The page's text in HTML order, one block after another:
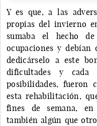
Y es que, a las
propias del invierno
sumaba el hecho
ocupaciones y
dedicárselo a este
dificultades y
posibilidades, fueron
esta rehabilitación,
fines de semana, en
también algún que